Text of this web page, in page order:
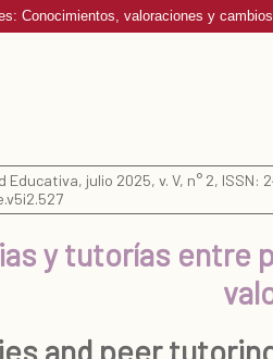
Conocimientos, valoraciones y cambios